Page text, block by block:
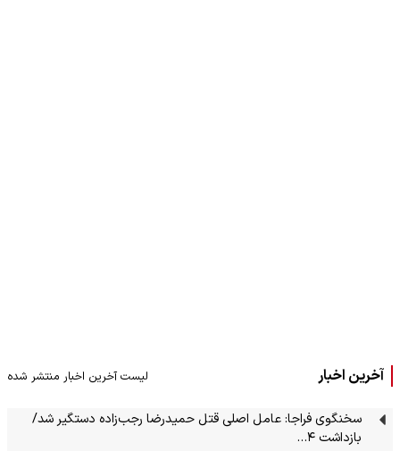
آخرین اخبار لیست آخرین اخبار منتشر شده
سخنگوی فراجا: عامل اصلی قتل حمیدرضا رجب‌زاده دستگیر شد/
بازداشت ۴…